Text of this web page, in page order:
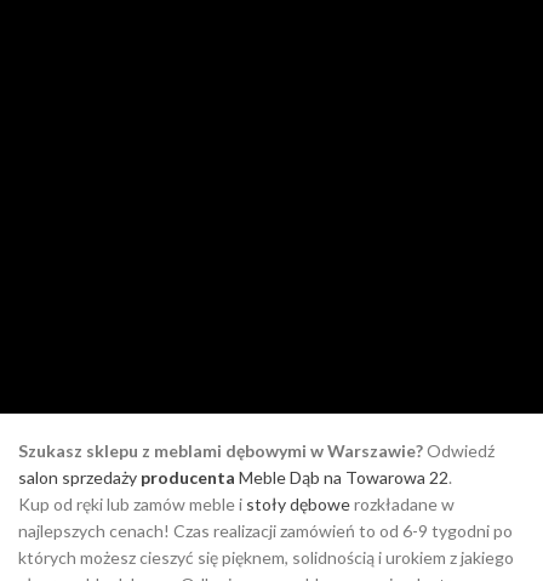
Szukasz sklepu z meblami dębowymi w Warszawie?Odwiedź
salon sprzedaży producenta Meble Dąb na Towarowa 22.
Kup od ręki lub zamów meble i stoły dębowerozkładane w
najlepszych cenach! Czas realizacji zamówień to od 6-9 tygodni po
których możesz cieszyć się pięknem, solidnością i urokiem z jakiego